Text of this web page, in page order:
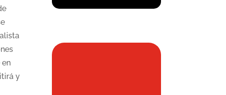
en
y